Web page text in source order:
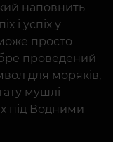
наповнить
і успіх у
просто
проведений
для моряків,
мушлі
під Водними